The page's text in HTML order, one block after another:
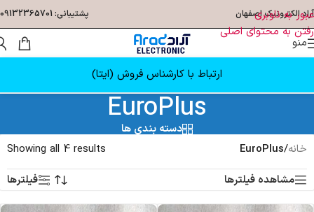
عبور به ناوبری
رفتن به محتوای اصلی
آراد الکترونیک اصفهان پشتیبانی: 09132365701
منو
ارتباط با کارشناس فروش (ایتا)
EuroPlus
دسته بندی ها
خانه/
EuroPlus
Showing all 4 results
مشاهده فیلترها
فیلترها